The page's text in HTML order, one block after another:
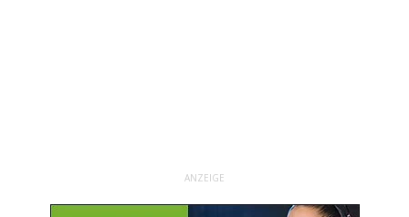
ANZEIGE